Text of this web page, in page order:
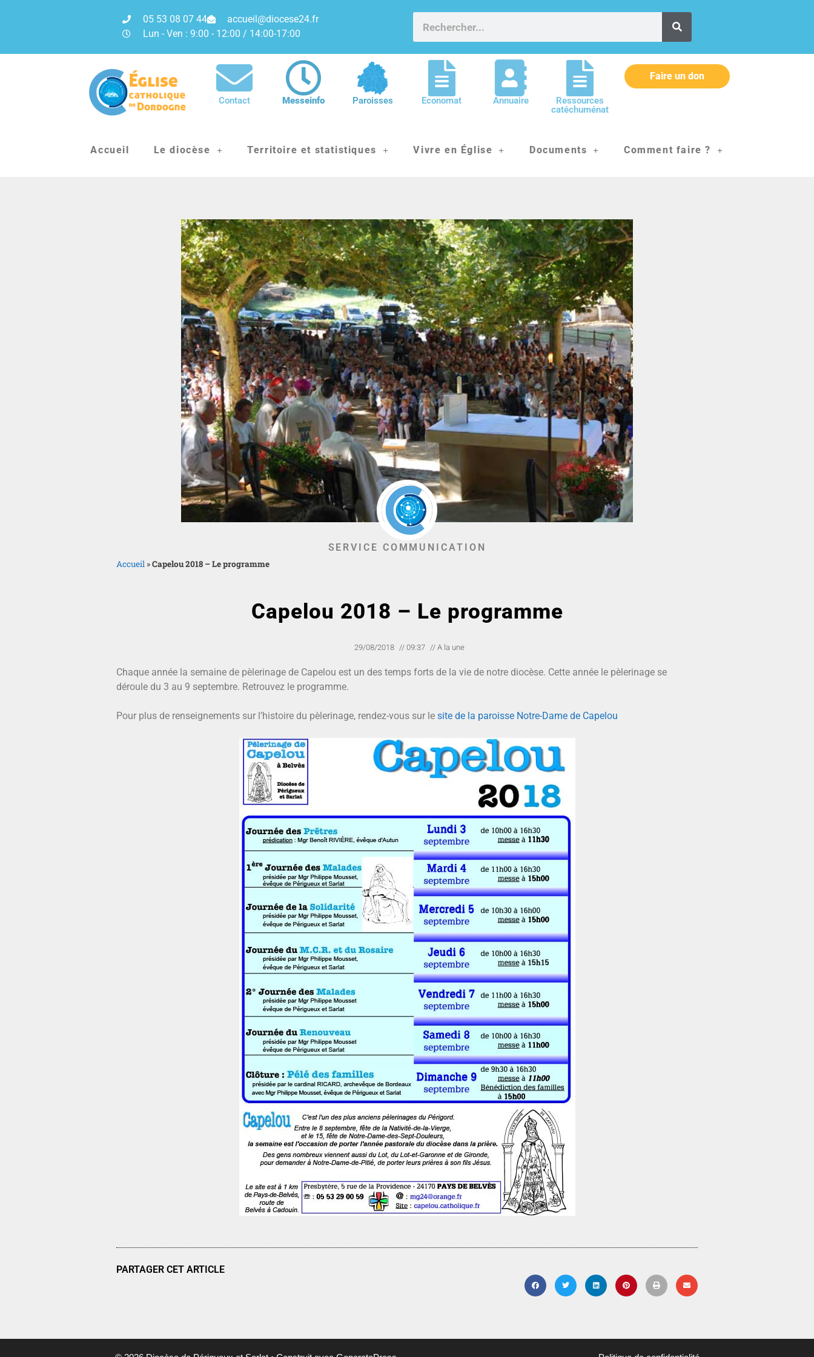
05 53 08 07 44
accueil@diocese24.fr
Lun - Ven : 9:00 - 12:00 / 14:00-17:00
Contact Messeinfo Paroisses Economat Annuaire
Ressources
catéchuménat
Faire un don
Accueil Le diocèse Territoire et statistiques Vivre en Église Documents Comment faire ?
SERVICE COMMUNICATION
Accueil »Capelou 2018 – Le programme
Capelou 2018 – Le programme
29/08/2018 // 09:37 // A la une
Chaque année la semaine de pèlerinage de Capelou est un des temps forts de la vie de notre diocèse. Cette année le pèlerinage se
déroule du 3 au 9 septembre. Retrouvez le programme.
Pour plus de renseignements sur l’histoire du pèlerinage, rendez-vous sur le site de la paroisse Notre-Dame de Capelou
PARTAGER CET ARTICLE